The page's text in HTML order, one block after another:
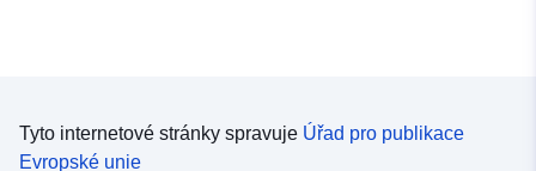
Tyto internetové stránky spravuje Úřad pro publikace
Evropské unie